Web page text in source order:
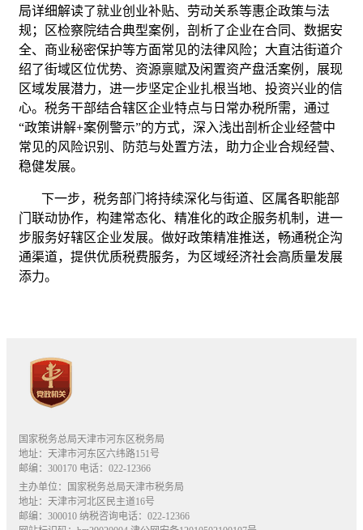
局详细解读了就业创业补贴、劳动关系等惠企政策与法
规；区检察院结合典型案例，剖析了企业在合同、数据安
全、商业秘密保护等方面常见的法律风险；大直沽街道介
绍了街域区位优势、资源禀赋及闲置资产盘活案例，展现
区域发展潜力，进一步坚定企业扎根当地、投资兴业的信
心。税务干部结合辖区企业特点与日常办税所需，通过
“政策讲解+案例警示”的方式，深入浅出剖析企业经营中
常见的风险识别、防范与处置方法，助力企业合规经营、
稳健发展。
下一步，税务部门将持续深化与街道、区属各职能部
门联动协作，构建常态化、精准化的政企服务机制，进一
步服务好辖区企业发展。做好政策精准推送，畅通税企沟
通渠道，提供优质税费服务，为区域经济社会高质量发展
添力。
国家税务总局天津市河东区税务局
地址：天津市河东区六纬路151号
邮编：300170 电话：022-12366
主办单位：国家税务总局天津市税务局
地址：天津市河北区民主道16号
邮编：300010 纳税咨询电话：022-12366